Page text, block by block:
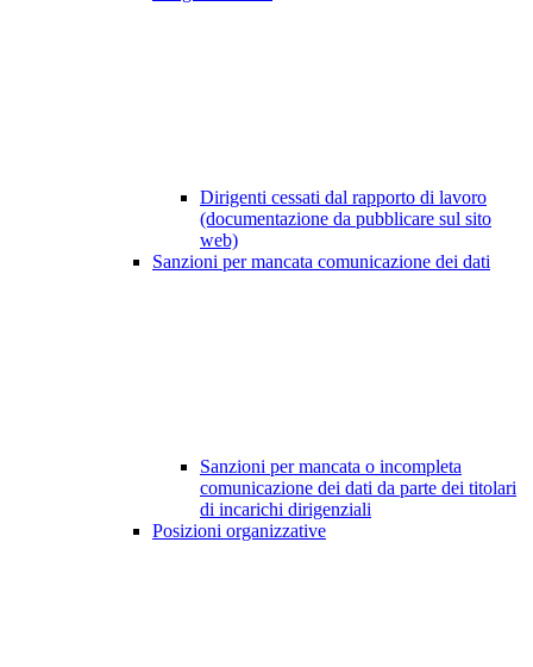
Dirigenti cessati dal rapporto di lavoro
(documentazione da pubblicare sul sito
web)
Sanzioni per mancata comunicazione dei dati
Sanzioni per mancata o incompleta
comunicazione dei dati da parte dei titolari
di incarichi dirigenziali
Posizioni organizzative